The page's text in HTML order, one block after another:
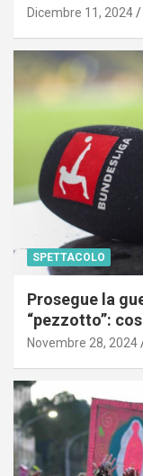
Dicembre 11, 2024
SPETTACOLO
Prosegue la
“pezzotto”:
Novembre 28, 2024